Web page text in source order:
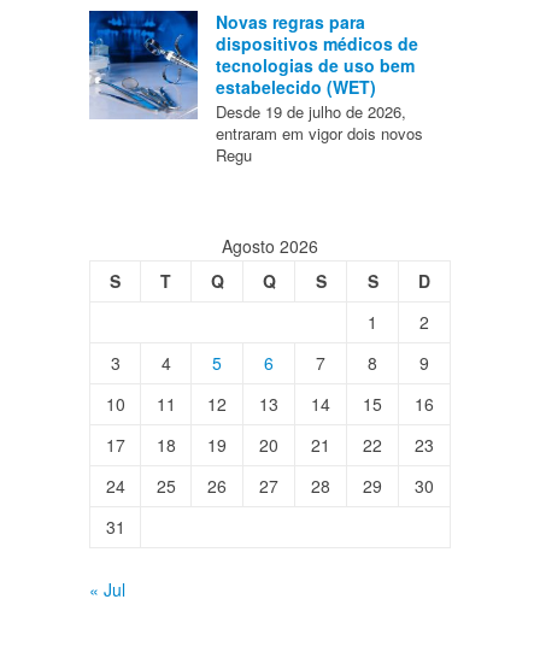
Novas regras para
dispositivos médicos de
tecnologias de uso bem
estabelecido (WET)
Desde 19 de julho de 2026,
entraram em vigor dois novos
Regu
Agosto 2026
S
T Q Q S S
D
1
2
3
4 5 6 7 8
9
10
11 12 13 14 15
16
17
18 19 20 21 22
23
24
25 26 27 28 29
30
31
« Jul